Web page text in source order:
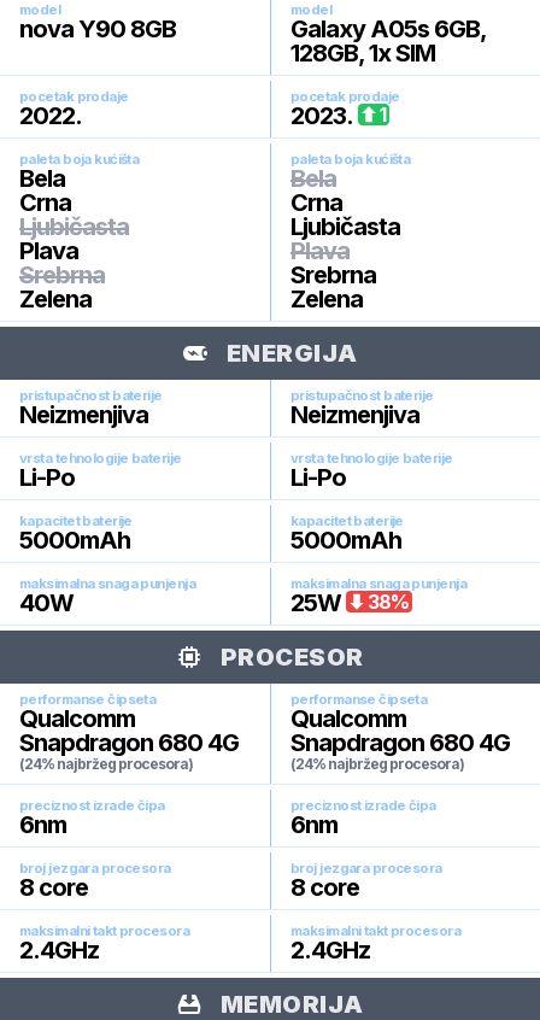
model
nova Y90 8GB
model
Galaxy A05s 6GB,
128GB, 1x SIM
pocetak prodaje
2022.
pocetak prodaje
2023. 1
paleta boja kućišta
Bela
Crna
Ljubičasta
Plava
Srebrna
Zelena
paleta boja kućišta
Bela
Crna
Ljubičasta
Plava
Srebrna
Zelena
ENERGIJA
pristupačnost baterije
Neizmenjiva
pristupačnost baterije
Neizmenjiva
vrsta tehnologije baterije
Li-Po
vrsta tehnologije baterije
Li-Po
kapacitet baterije
5000mAh
kapacitet baterije
5000mAh
maksimalna snaga punjenja
40W
maksimalna snaga punjenja
25W 38%
PROCESOR
performanse čipseta
Qualcomm
Snapdragon 680 4G
(24% najbržeg procesora)
performanse čipseta
Qualcomm
Snapdragon 680 4G
(24% najbržeg procesora)
preciznost izrade čipa
6nm
preciznost izrade čipa
6nm
broj jezgara procesora
8 core
broj jezgara procesora
8 core
maksimalni takt procesora
2.4GHz
maksimalni takt procesora
2.4GHz
MEMORIJA